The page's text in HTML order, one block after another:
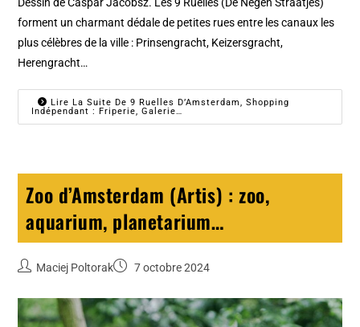
forment un charmant dédale de petites rues entre les canaux les
plus célèbres de la ville : Prinsengracht, Keizersgracht,
Herengracht…
Lire La Suite De 9 Ruelles D’Amsterdam, Shopping
Indépendant : Friperie, Galerie…
Zoo d’Amsterdam (Artis) : zoo,
aquarium, planetarium…
Maciej Poltorak 7 octobre 2024